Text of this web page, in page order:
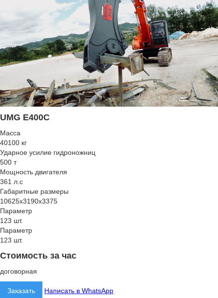
UMG E400C
Масса
40100 кг
Ударное усилие гидроножниц
500 т
Мощность двигателя
361 л.с
Габаритные размеры
10625х3190х3375
Параметр
123 шт.
Параметр
123 шт.
Стоимость за час
договорная
Заказать
Написать в WhatsApp